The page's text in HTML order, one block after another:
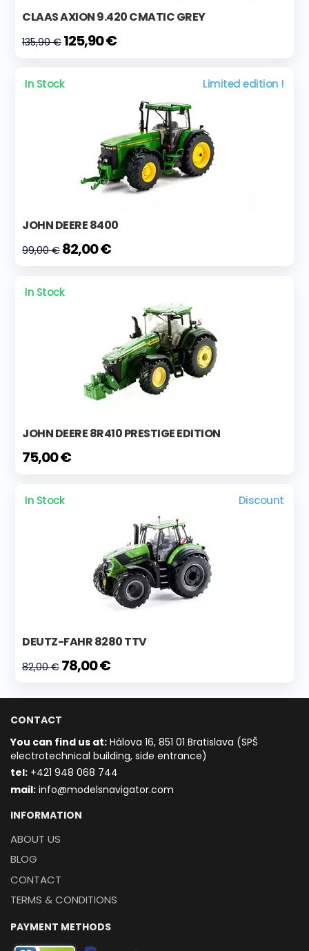
CLAAS AXION 9.420 CMATIC GREY
135,90 € 125,90 €
In Stock Limited edition !
JOHN DEERE 8400
99,00 € 82,00 €
In Stock
JOHN DEERE 8R410 PRESTIGE EDITION
75,00 €
In Stock Discount
DEUTZ-FAHR 8280 TTV
82,00 € 78,00 €
CONTACT
You can find us at: Hálova 16, 851 01 Bratislava (SPŠ
electrotechnical building, side entrance)
tel: +421 948 068 744
mail: info@modelsnavigator.com
INFORMATION
ABOUT US
BLOG
CONTACT
TERMS & CONDITIONS
PAYMENT METHODS